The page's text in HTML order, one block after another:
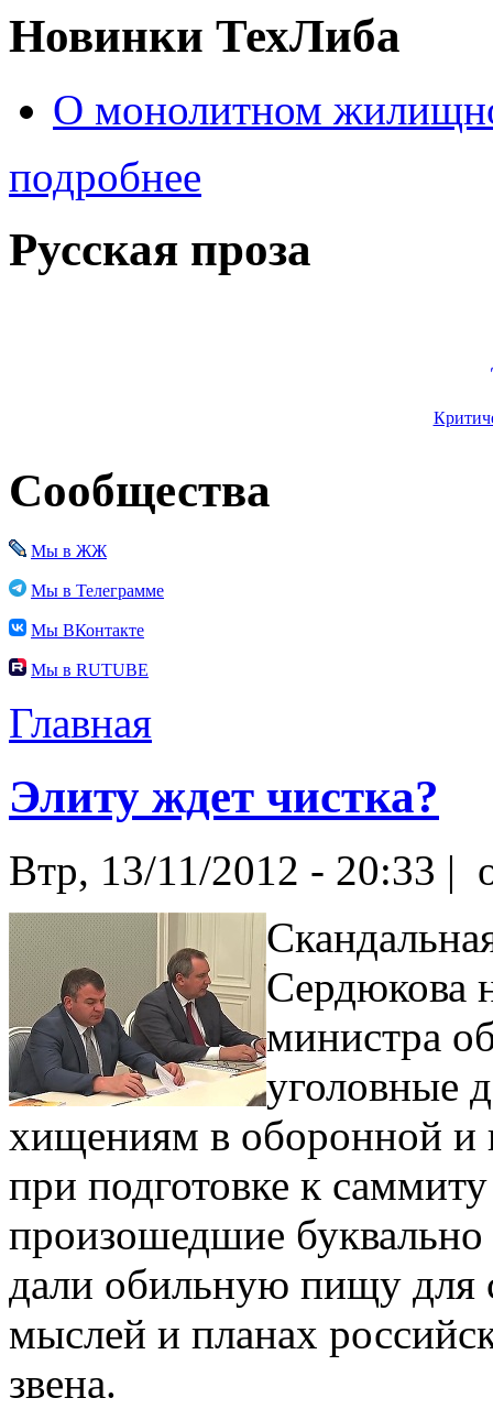
Новинки ТехЛиба
О монолитном
подробнее
Русская проза
Сообщества
Мы в ЖЖ
Мы в Телеграмме
Мы ВКонтакте
Мы в RUTUBE
Главная
Элиту ждет чистка?
Втр, 13/11/2012 - 20:33 |
Сердюкова
министра
уголовные
хищениям в оборонной и
при подготовке к
произошедшие буквально
дали обильную пищу для
мыслей и планах
звена.